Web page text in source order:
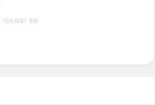
《隐私保障》 条例